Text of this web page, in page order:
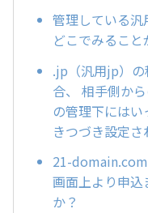
管理している
どこでみるこ
.jp（汎用jp）
合、 相手側か
の管理下には
きつづき設定さ
21-
画面上より申込
か？